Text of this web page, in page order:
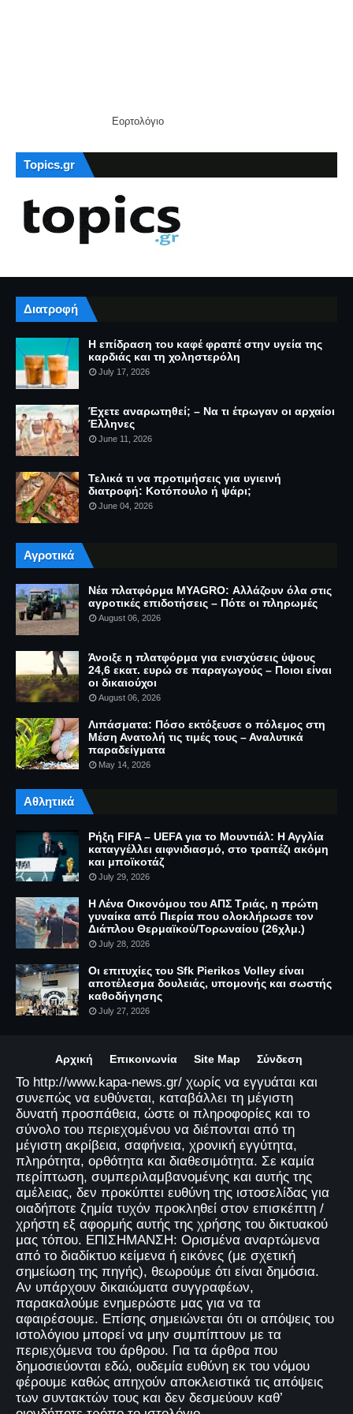
Εορτολόγιο
Topics.gr
Διατροφή
Η επίδραση του καφέ φραπέ στην υγεία της
καρδιάς και τη χοληστερόλη
July 17, 2026
Έχετε αναρωτηθεί; – Να τι έτρωγαν οι αρχαίοι
Έλληνες
June 11, 2026
Τελικά τι να προτιμήσεις για υγιεινή
διατροφή: Κοτόπουλο ή ψάρι;
June 04, 2026
Αγροτικά
Νέα πλατφόρμα MYAGRO: Αλλάζουν όλα στις
αγροτικές επιδοτήσεις – Πότε οι πληρωμές
August 06, 2026
Άνοιξε η πλατφόρμα για ενισχύσεις ύψους
24,6 εκατ. ευρώ σε παραγωγούς – Ποιοι είναι
οι δικαιούχοι
August 06, 2026
Λιπάσματα: Πόσο εκτόξευσε ο πόλεμος στη
Μέση Ανατολή τις τιμές τους – Αναλυτικά
παραδείγματα
May 14, 2026
Αθλητικά
Ρήξη FIFA – UEFA για το Μουντιάλ: Η Αγγλία
καταγγέλλει αιφνιδιασμό, στο τραπέζι ακόμη
και μποϊκοτάζ
July 29, 2026
Η Λένα Οικονόμου του ΑΠΣ Τριάς, η πρώτη
γυναίκα από Πιερία που ολοκλήρωσε τον
Διάπλου Θερμαϊκού/Τορωναίου (26χλμ.)
July 28, 2026
Οι επιτυχίες του Sfk Pierikos Volley είναι
αποτέλεσμα δουλειάς, υπομονής και σωστής
καθοδήγησης
July 27, 2026
Αρχική Επικοινωνία Site Map Σύνδεση
Το http://www.kapa-news.gr/ χωρίς να εγγυάται και
συνεπώς να ευθύνεται, καταβάλλει τη μέγιστη
δυνατή προσπάθεια, ώστε οι πληροφορίες και το
σύνολο του περιεχομένου να διέπονται από τη
μέγιστη ακρίβεια, σαφήνεια, χρονική εγγύτητα,
πληρότητα, ορθότητα και διαθεσιμότητα. Σε καμία
περίπτωση, συμπεριλαμβανομένης και αυτής της
αμέλειας, δεν προκύπτει ευθύνη της ιστοσελίδας για
οιαδήποτε ζημία τυχόν προκληθεί στον επισκέπτη /
χρήστη εξ αφορμής αυτής της χρήσης του δικτυακού
μας τόπου. ΕΠΙΣΗΜΑΝΣΗ: Ορισμένα αναρτώμενα
από το διαδίκτυο κείμενα ή εικόνες (με σχετική
σημείωση της πηγής), θεωρούμε ότι είναι δημόσια.
Αν υπάρχουν δικαιώματα συγγραφέων,
παρακαλούμε ενημερώστε μας για να τα
αφαιρέσουμε. Επίσης σημειώνεται ότι οι απόψεις του
ιστολόγιου μπορεί να μην συμπίπτουν με τα
περιεχόμενα του άρθρου. Για τα άρθρα που
δημοσιεύονται εδώ, ουδεμία ευθύνη εκ του νόμου
φέρουμε καθώς απηχούν αποκλειστικά τις απόψεις
των συντακτών τους και δεν δεσμεύουν καθ’